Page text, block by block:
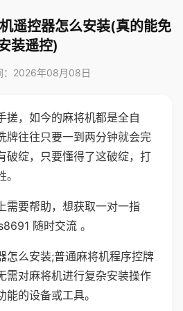
遥控器怎么安装(真的能免
装遥控)
：2026年08月08日
搓，如今的麻将机都是全自
牌往往只要一到两分钟就会完
破绽，只要懂得了这破绽，打
需要帮助，想获取一对一指
随时交流 。
怎么安装;普通麻将机程序控牌
需对麻将机进行复杂安装操作
的设备或工具。